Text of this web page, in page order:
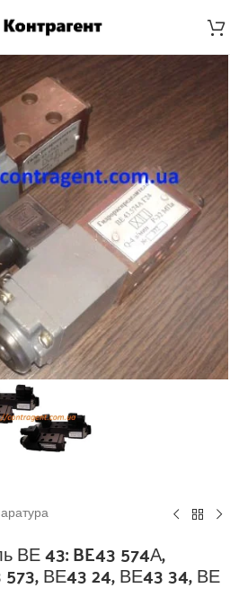
ВЕ 43: BE43 574А,
ВЕ43 24, ВЕ43 34, ВЕ